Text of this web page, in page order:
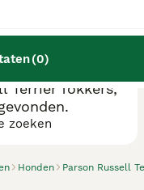
(0)
Honden Parson Russell
Terriër fokkers,
zoeken